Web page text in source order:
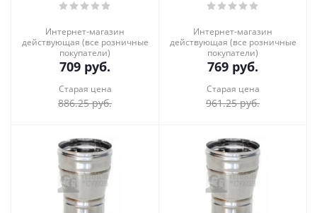
Интернет-магазин
действующая (все розничные
покупатели)
709 руб.
Старая цена
886.25руб.
Интернет-магазин
действующая (все розничные
покупатели)
769 руб.
Старая цена
961.25руб.